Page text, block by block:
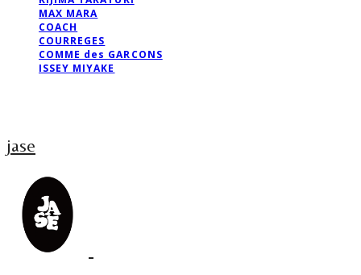
MAX MARA
COACH
COURREGES
COMME des GARCONS
ISSEY MIYAKE
jase